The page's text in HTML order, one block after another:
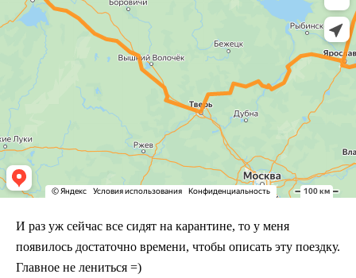
И раз уж сейчас все сидят на карантине, то у меня
появилось достаточно времени, чтобы описать эту поездку.
Главное не лениться =)